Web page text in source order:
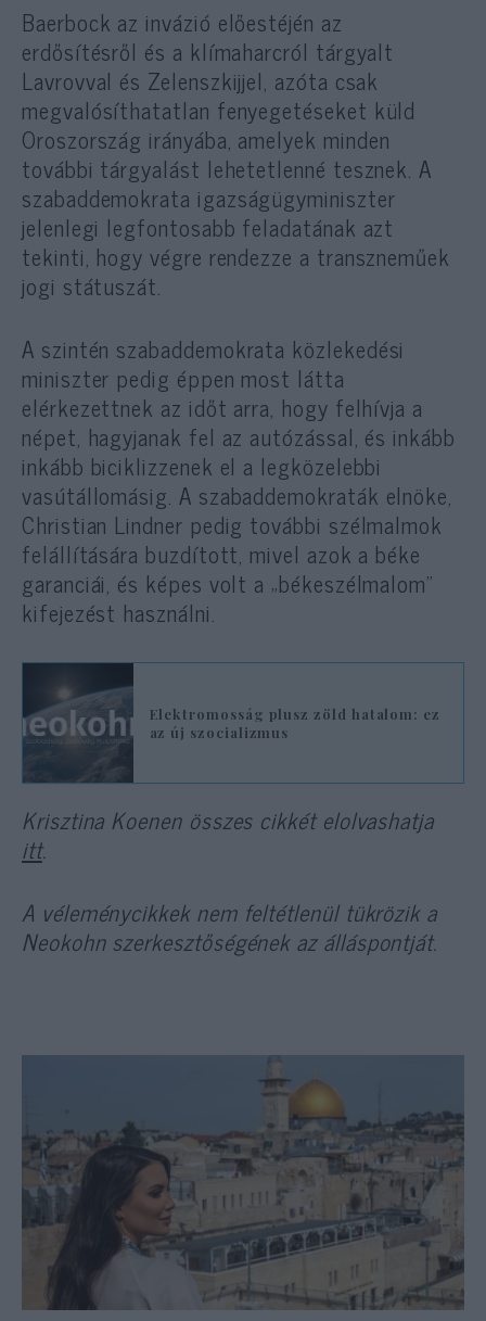
Baerbock az invázió előestéjén az
erdősítésről és a klímaharcról tárgyalt
Lavrovval és Zelenszkijjel, azóta csak
megvalósíthatatlan fenyegetéseket küld
Oroszország irányába, amelyek minden
további tárgyalást lehetetlenné tesznek. A
szabaddemokrata igazságügyminiszter
jelenlegi legfontosabb feladatának azt
tekinti, hogy végre rendezze a transzneműek
jogi státuszát.
A szintén szabaddemokrata közlekedési
miniszter pedig éppen most látta
elérkezettnek az időt arra, hogy felhívja a
népet, hagyjanak fel az autózással, és inkább
inkább biciklizzenek el a legközelebbi
vasútállomásig. A szabaddemokraták elnöke,
Christian Lindner pedig további szélmalmok
felállítására buzdított, mivel azok a béke
garanciái, és képes volt a „békeszélmalom”
kifejezést használni.
Elektromosság plusz zöld hatalom: ez
az új szocializmus
Krisztina Koenen összes cikkét elolvashatja
itt.
A véleménycikkek nem feltétlenül tükrözik a
Neokohn szerkesztőségének az álláspontját.